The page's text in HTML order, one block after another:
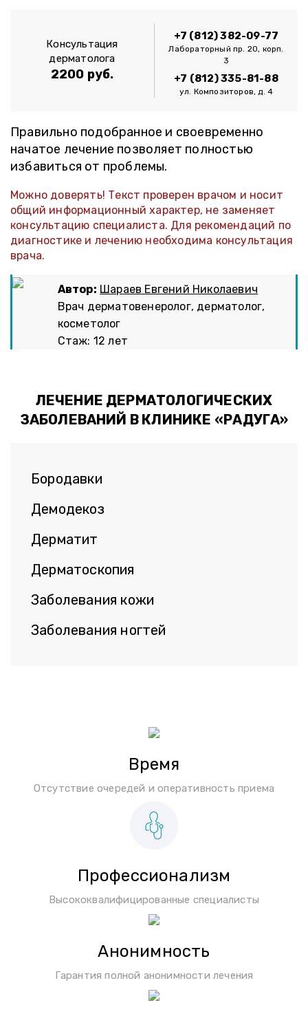
Консультация
дерматолога
2200 руб.
+7 (812) 382-09-77
Лабораторный пр. 20, корп.
3
+7 (812) 335-81-88
ул. Композиторов, д. 4
Правильно подобранное и своевременно
начатое лечение позволяет полностью
избавиться от проблемы.
Можно доверять! Текст проверен врачом и носит
общий информационный характер, не заменяет
консультацию специалиста. Для рекомендаций по
диагностике и лечению необходима консультация
врача.
Автор: Шараев Евгений Николаевич
Врач дерматовенеролог, дерматолог,
косметолог
Стаж: 12 лет
ЛЕЧЕНИЕ ДЕРМАТОЛОГИЧЕСКИХ
ЗАБОЛЕВАНИЙ В КЛИНИКЕ «РАДУГА»
Бородавки
Демодекоз
Дерматит
Дерматоскопия
Заболевания кожи
Заболевания ногтей
Время
Отсутствие очередей и оперативность приема
Профессионализм
Высококвалифицированные специалисты
Анонимность
Гарантия полной анонимности лечения